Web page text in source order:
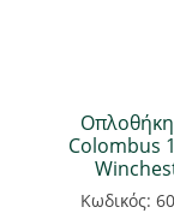
Colombus
Κωδικός: